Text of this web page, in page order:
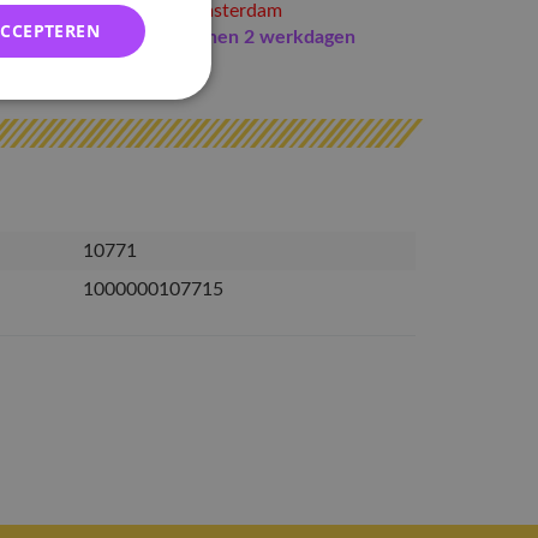
Niet op voorraad
in Amsterdam
Indien op voorraad
binnen 2 werkdagen
10771
1000000107715